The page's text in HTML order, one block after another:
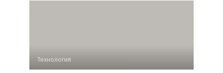
Технология